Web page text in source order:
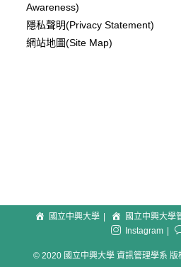
Awareness)
隱私聲明(Privacy Statement)
網站地圖(Site Map)
國立中興大學 國立中興大學
Instagram
© 2020 國立中興大學 資訊管理學系